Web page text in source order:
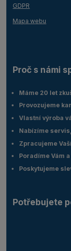
GDPR
Mapa webu
Proč s námi
Máme 20 let
Provozujeme
Vlastní výroba
Nabízíme
Zpracujeme
Poradíme Vám
Poskytujeme
Potřebujete